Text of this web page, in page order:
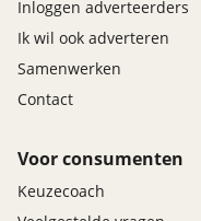
Inloggen adverteerders
Ik wil ook adverteren
Samenwerken
Contact
Voor consumenten
Keuzecoach